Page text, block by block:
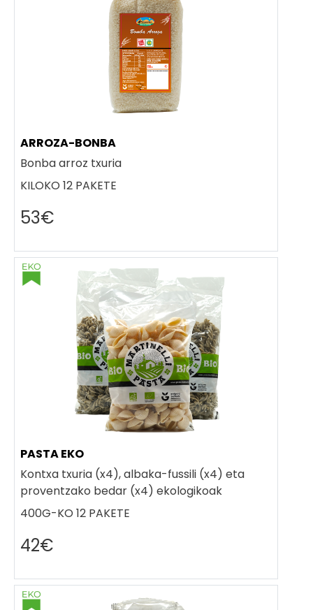
ARROZA-BONBA
Bonba arroz txuria
KILOKO 12 PAKETE
53€
PASTA EKO
Kontxa txuria (x4), albaka-fussili (x4) eta
proventzako bedar (x4) ekologikoak
400G-KO 12 PAKETE
42€